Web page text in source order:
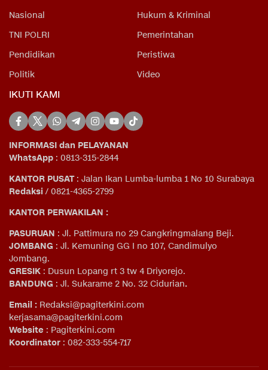
Nasional
Hukum & Kriminal
TNI POLRI
Pemerintahan
Pendidikan
Peristiwa
Politik
Video
IKUTI KAMI
INFORMASI dan PELAYANAN
WhatsApp : 0813-315-2844
KANTOR PUSAT: Jalan Ikan Lumba-lumba 1 No 10 Surabaya
Redaksi / 0821-4365-2799
KANTOR PERWAKILAN :
PASURUAN : Jl. Pattimura no 29 Cangkringmalang Beji.
JOMBANG : Jl. Kemuning GG I no 107, Candimulyo
Jombang.
GRESIK : Dusun Lopang rt 3 tw 4 Driyorejo.
BANDUNG : Jl. Sukarame 2 No. 32 Cidurian.
Email : Redaksi@pagiterkini.com
kerjasama@pagiterkini.com
Website : Pagiterkini.com
Koordinator : 082-333-554-717